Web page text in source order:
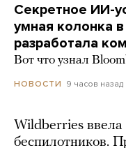
Секретное ИИ-
умная колонка
разработала
Вот что узнал
НОВОСТИ 9 часов назад
Wildberries ввела
беспилотников.